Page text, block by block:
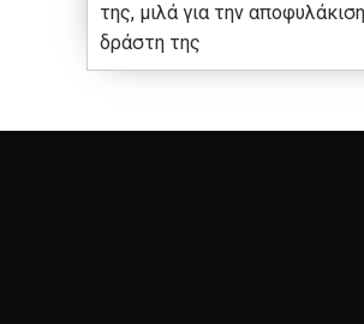
της, μιλά για την
δράστη της